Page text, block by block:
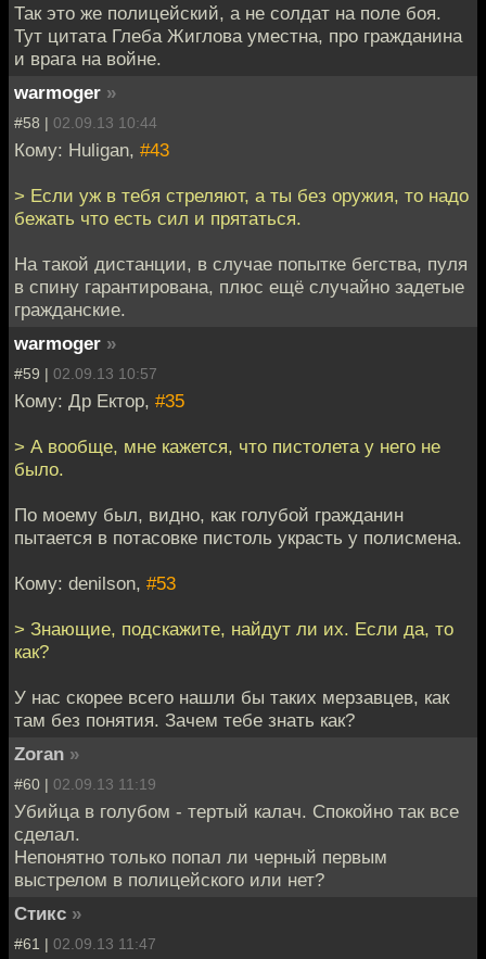
Так это же полицейский, а не солдат на поле боя.
Тут цитата Глеба Жиглова уместна, про гражданина
и врага на войне.
warmoger »
#58 | 02.09.13 10:44
Кому: Huligan, #43
> Если уж в тебя стреляют, а ты без оружия, то надо
бежать что есть сил и прятаться.
На такой дистанции, в случае попытке бегства, пуля
в спину гарантирована, плюс ещё случайно задетые
гражданские.
warmoger »
#59 | 02.09.13 10:57
Кому: Др Ектор, #35
> А вообще, мне кажется, что пистолета у него не
было.
По моему был, видно, как голубой гражданин
пытается в потасовке пистоль украсть у полисмена.
Кому: denilson, #53
> Знающие, подскажите, найдут ли их. Если да, то
как?
У нас скорее всего нашли бы таких мерзавцев, как
там без понятия. Зачем тебе знать как?
Zoran »
#60 | 02.09.13 11:19
Убийца в голубом - тертый калач. Спокойно так все
сделал.
Непонятно только попал ли черный первым
выстрелом в полицейского или нет?
Стикс »
#61 | 02.09.13 11:47